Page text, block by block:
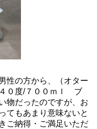
性の方から、（オター
０度/７００ｍｌ ブ
物だったのですが、お
てもあまり意味ないと
ご納得・ご満足いただ